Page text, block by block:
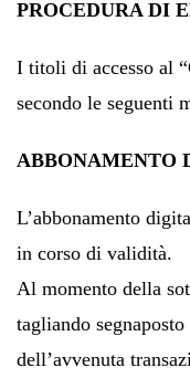
PROCEDURA DI
I titoli di accesso al
secondo le seguenti
ABBONAMENTO
L’abbonamento
in corso di validità.
Al momento della
tagliando
dell’avvenuta